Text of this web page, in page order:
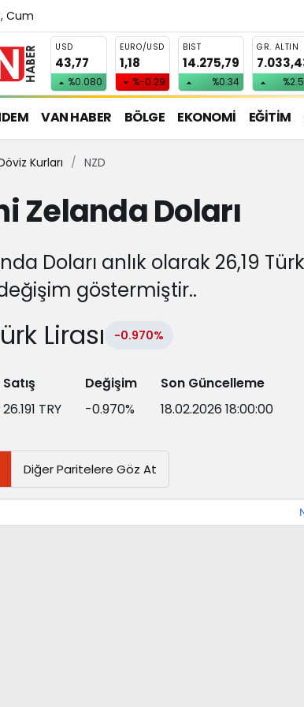
Cum
USD
43,77
%0.080
EURO/USD
1,18
%-0.29
BIST
14.275,79
%0.34
GR. ALTIN
VAN HABER BÖLGE EKONOMİ EĞİTİM
Kurları NZD
Zelanda Doları
Doları anlık olarak 26,19
göstermiştir..
Lirası -0.970%
Satış
26.191 TRY
Değişim
-0.970%
Son Güncelleme
18.02.2026 18:00:00
Diğer Paritelere Göz At